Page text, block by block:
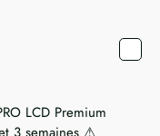
LCD Premium